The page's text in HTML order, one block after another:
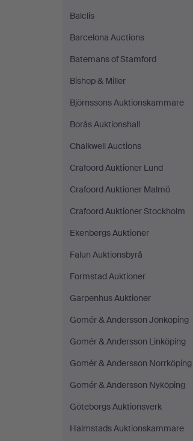
Balclis
Barcelona Auctions
Batemans of Stamford
Bishop & Miller
Björnssons Auktionskammare
Borås Auktionshall
Chalkwell Auctions
Crafoord Auktioner Lund
Crafoord Auktioner Malmö
Crafoord Auktioner Stockholm
Ekenbergs Auktioner
Falun Auktionsbyrå
Formstad Auktioner
Garpenhus Auktioner
Gomér & Andersson Jönköping
Gomér & Andersson Linköping
Gomér & Andersson Norrköping
Gomér & Andersson Nyköping
Göteborgs Auktionsverk
Halmstads Auktionskammare